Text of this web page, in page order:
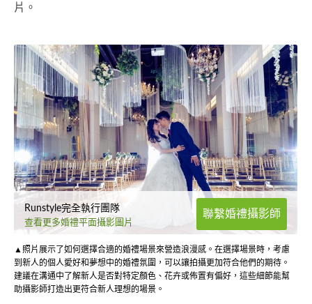
片。
Runstyle完全執行團隊
查看更多婚禮平面攝影圖片
聯繫婚禮攝影師
▲照片展示了如何選擇合適的婚禮場景來營造浪漫感。在選擇場景時，考慮
到新人的個人愛好和夢想中的婚禮氛圍，可以讓拍攝更加符合他們的期待。
建議在溝通中了解新人是否對特定顏色、花卉或佈置有偏好，這些細節能幫
助攝影師打造出更符合新人理想的場景。